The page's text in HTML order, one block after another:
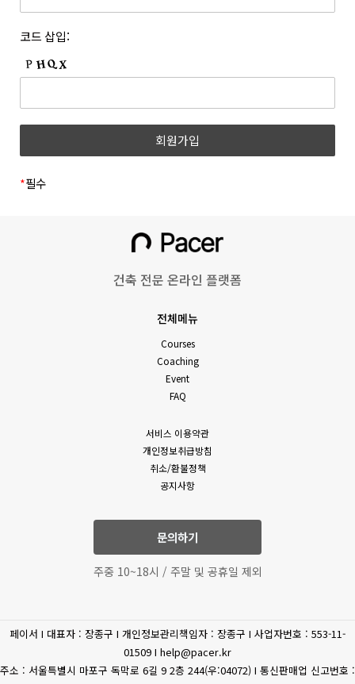
있는 쿠폰을 말합니다.
7. 위 항에서 정의되지 않은 약관 상의 용어의 의미는 일반적인
거래관행에 따릅니다.
1. 회사는 본 약관의 내용과 상호, 영업소 소재지 주소, 대표자의
성명, 사업자등록번호, 통신판매업신고번호, 개인정보관리책임자
등을 회원이 쉽게 확인할 수 있도록 사이트의 초기 화면에
통하여 볼 수 있도록 합니다.
『전자금융거래법』, 『전자서명법』, 『정보통신망 이용촉진
및 정보보호 등에 관한 법률』, 『소비자기본법』 등 관련 법령을
3. 회사가 약관을 개정할 경우에는 적용일자 및 개정 사유를
전일까지 사이트의 초기 화면 등에 고지하거나 전자우편 또는 그
밖의 방법으로 통지합니다. 다만, 회원에게 불리하게 약관 내용을
변경하는 경우에는 최소한 30일 이상의 사전 유예기간을 두고
공지 및 통지합니다. 회사가 개정약관을 공지 또는 통지하면서
회원에게 30일 기간 내에 의사표시를 하지 않으면 의사표시가
회원이 명시적으로 거부의 의사표시를 하지 아니한 경우 회원이
개정약관에 동의한 것으로 봅니다.
4. 제3항에 의해 변경된 약관은 법령에 특별한 규정이나 기타
부득이한 사유가 없는 한 그 적용일자 이전으로 소급하여
약관에 동의하지 않을 경우 언제든지 자유롭게 서비스 이용을
중단하고 탈퇴할 수 있습니다.
6. 회사는 제공하는 서비스 내의 개별 서비스에 대한 별도의 약관
절차를 거치게 됩니다. 이 경우 개별 서비스에 대한 이용약관 등이
이 약관에 우선합니다.
제 4 조 (약관 외 준칙)
보호하고 있습니다.
1. 개인정보의 수집 및 이용목적
수집시기
구분 수집항목
이메일
(필수) 성명, 이메일, 휴대폰
번호, 비밀번호, 직무선택
(학생, 근로자)
불량 이용 기록 등),
기기정보(고유기기 식별값,
OS버전 등)
(선택) 프로필 사진
(필수)성명, 휴대폰 번호,
이메일, 상담내역
있을수 있습니다.)
(필수) 결제기록(상품,
금액) 신용카트, 카드사명,
휴대전화
인증
(선택) 휴대폰 번호
(필수) 주민등록번호, 주소,
이름
코드 삽입:
*필수
건축 전문 온라인 플랫폼
전체메뉴
Courses
Coaching
Event
FAQ
서비스 이용약관
개인정보취급방침
취소/환불정책
공지사항
문의하기
주중 10~18시 / 주말 및 공휴일 제외
페이서 I 대표자 : 장종구 I 개인정보관리책임자 : 장종구 I 사업자번호 : 553-11-
01509 I help@pacer.kr
주소 : 서울특별시 마포구 독막로 6길 9 2층 244(우:04072) I 통신판매업 신고번호 :